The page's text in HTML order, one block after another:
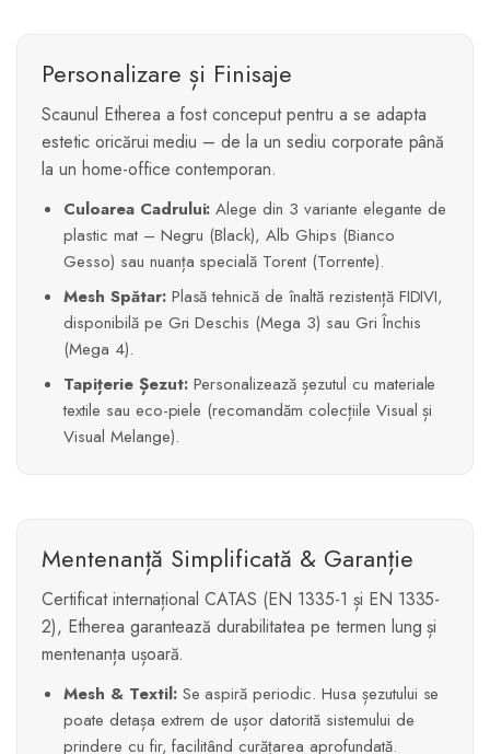
Personalizare și Finisaje
Scaunul Etherea a fost conceput pentru a se adapta
estetic oricărui mediu – de la un sediu corporate până
la un home-office contemporan.
Culoarea Cadrului: Alege din 3 variante elegante de
plastic mat – Negru (Black), Alb Ghips (Bianco
Gesso) sau nuanța specială Torent (Torrente).
Mesh Spătar:Plasă tehnică de înaltă rezistență FIDIVI,
disponibilă pe Gri Deschis (Mega 3) sau Gri Închis
(Mega 4).
Tapițerie Șezut:Personalizează șezutul cu materiale
textile sau eco-piele (recomandăm colecțiile Visual și
Visual Melange).
Mentenanță Simplificată & Garanție
Certificat internațional CATAS (EN 1335-1 și EN 1335-
2), Etherea garantează durabilitatea pe termen lung și
mentenanța ușoară.
Mesh & Textil:Se aspiră periodic. Husa șezutului se
poate detașa extrem de ușor datorită sistemului de
prindere cu fir, facilitând curățarea aprofundată.